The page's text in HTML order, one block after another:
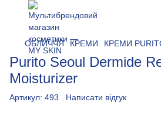
ОБЛИЧЧЯ КРЕМИ КРЕМИ
Purito Seoul Dermide
Moisturizer
Артикул: 493 Написати відгук